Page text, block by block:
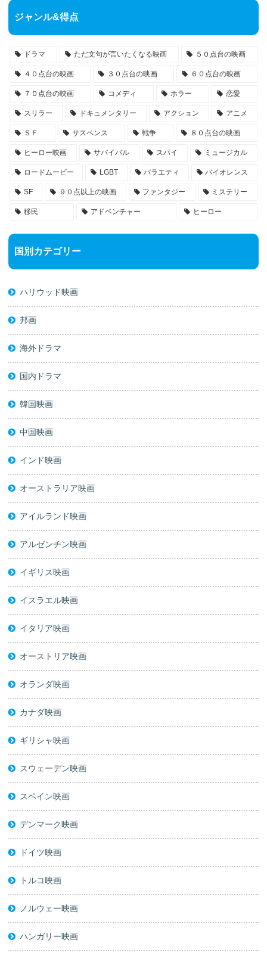
ジャンル&得点
ドラマ ただ文句が言いたくなる映画 ５０点台の映画
４０点台の映画 ３０点台の映画 ６０点台の映画
７０点台の映画 コメディ ホラー 恋愛
スリラー ドキュメンタリー アクション アニメ
ＳＦ サスペンス 戦争 ８０点台の映画
ヒーロー映画 サバイバル スパイ ミュージカル
ロードムービー LGBT バラエティ バイオレンス
SF ９０点以上の映画 ファンタジー ミステリー
移民 アドベンチャー ヒーロー
国別カテゴリー
ハリウッド映画
邦画
海外ドラマ
国内ドラマ
韓国映画
中国映画
インド映画
オーストラリア映画
アイルランド映画
アルゼンチン映画
イギリス映画
イスラエル映画
イタリア映画
オーストリア映画
オランダ映画
カナダ映画
ギリシャ映画
スウェーデン映画
スペイン映画
デンマーク映画
ドイツ映画
トルコ映画
ノルウェー映画
ハンガリー映画